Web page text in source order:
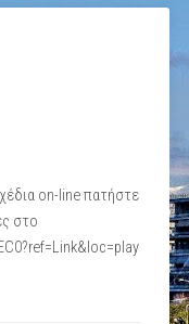
on-line πατήστε
στο